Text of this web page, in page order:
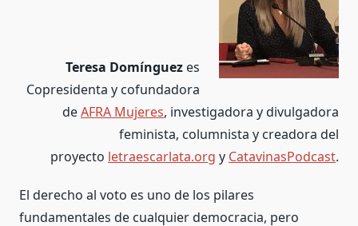
Teresa Domínguez es
Copresidenta y cofundadora
deAFRA Mujeres, investigadora y divulgadora
feminista, columnista y creadora del
proyecto letraescarlata.org y CatavinasPodcast.
El derecho al voto es uno de los pilares
fundamentales de cualquier democracia, pero